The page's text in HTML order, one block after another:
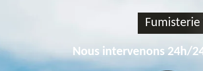
Fumisterie
Nous intervenons 24h/